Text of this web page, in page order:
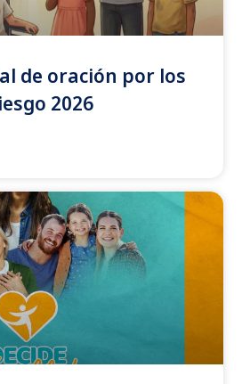
de oración por los
2026